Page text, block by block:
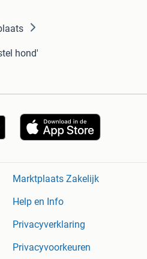
hond'
Marktplaats Zakelijk
Help en Info
Privacyverklaring
Privacyvoorkeuren